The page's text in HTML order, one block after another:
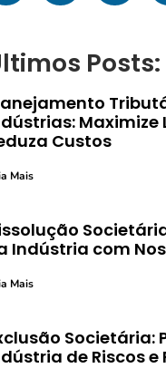
Posts:
Maximize
Custos
Mais
Indústria com
Mais
Societária:
de Riscos e